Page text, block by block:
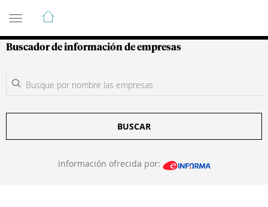
Guía de Empresas Colombianas
Buscador de información de empresas
BUSCAR
Información ofrecida por: